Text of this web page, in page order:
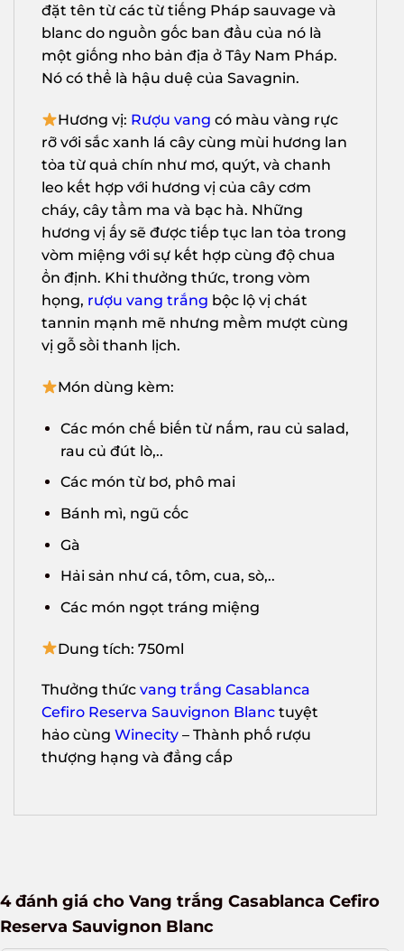
đặt tên từ các từ tiếng Pháp sauvage và
blanc do nguồn gốc ban đầu của nó là
một giống nho bản địa ở Tây Nam Pháp.
Nó có thể là hậu duệ của Savagnin.
Hương vị: Rượu vang có màu vàng rực
rỡ với sắc xanh lá cây cùng mùi hương lan
tỏa từ quả chín như mơ, quýt, và chanh
leo kết hợp với hương vị của cây cơm
cháy, cây tầm ma và bạc hà. Những
hương vị ấy sẽ được tiếp tục lan tỏa trong
vòm miệng với sự kết hợp cùng độ chua
ổn định. Khi thưởng thức, trong vòm
họng, rượu vang trắng bộc lộ vị chát
tannin mạnh mẽ nhưng mềm mượt cùng
vị gỗ sồi thanh lịch.
Món dùng kèm:
Các món chế biến từ nấm, rau củ salad,
rau củ đút lò,..
Các món từ bơ, phô mai
Bánh mì, ngũ cốc
Gà
Hải sản như cá, tôm, cua, sò,..
Các món ngọt tráng miệng
Dung tích: 750ml
Thưởng thức vang trắng Casablanca
Cefiro Reserva Sauvignon Blanc tuyệt
hảo cùng Winecity – Thành phố rượu
thượng hạng và đẳng cấp
4 đánh giá cho Vang trắng Casablanca Cefiro
Reserva Sauvignon Blanc